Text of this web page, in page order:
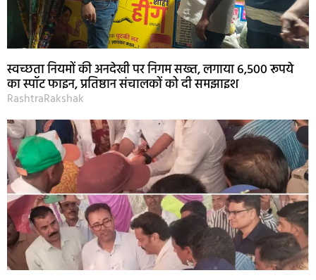
स्वच्छता नियमों की अनदेखी पर निगम सख्त, लगाया 6,500 रूपये
का स्पॉट फाइन, प्रतिष्ठान संचालकों को दी समझाइश
RashtraRakshak